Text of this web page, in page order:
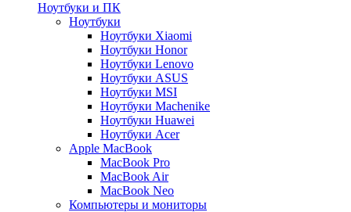
Ноутбуки и ПК
Ноутбуки
Ноутбуки Xiaomi
Ноутбуки Honor
Ноутбуки Lenovo
Ноутбуки ASUS
Ноутбуки MSI
Ноутбуки Machenike
Ноутбуки Huawei
Ноутбуки Acer
Apple MacBook
MacBook Pro
MacBook Air
MacBook Neo
Компьютеры и мониторы